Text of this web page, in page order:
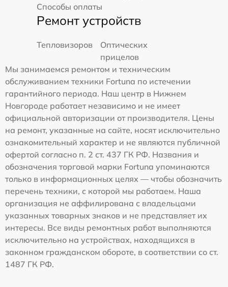
Способы оплаты
Ремонт устройств
Тепловизоров
Оптических
прицелов
Мы занимаемся ремонтом и техническим
обслуживанием техники Fortuna по истечении
гарантийного периода. Наш центр в Нижнем
Новгороде работает независимо и не имеет
официальной авторизации от производителя. Цены
на ремонт, указанные на сайте, носят исключительно
ознакомительный характер и не являются публичной
офертой согласно п. 2 ст. 437 ГК РФ. Названия и
обозначения торговой марки Fortuna упоминаются
только в информационных целях — чтобы обозначить
перечень техники, с которой мы работаем. Наша
организация не аффилирована с владельцами
указанных товарных знаков и не представляет их
интересы. Все виды ремонтных работ выполняются
исключительно на устройствах, находящихся в
законном гражданском обороте, в соответствии со ст.
1487 ГК РФ.